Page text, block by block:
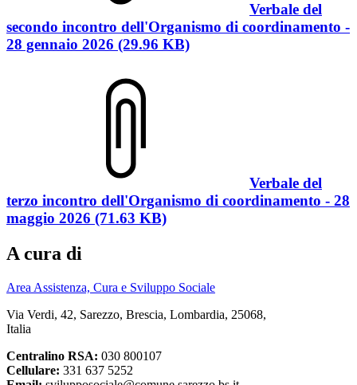
Verbale del
secondo incontro dell'Organismo di coordinamento -
28 gennaio 2026 (29.96 KB)
Verbale del
terzo incontro dell'Organismo di coordinamento - 28
maggio 2026 (71.63 KB)
A cura di
Area Assistenza, Cura e Sviluppo Sociale
Via Verdi, 42, Sarezzo, Brescia, Lombardia, 25068,
Italia
Centralino RSA: 030 800107
Cellulare: 331 637 5252